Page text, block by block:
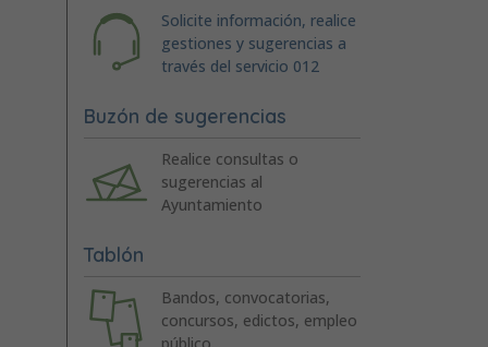
Solicite información, realice
gestiones y sugerencias a
través del servicio 012
Buzón de sugerencias
Realice consultas o
sugerencias al
Ayuntamiento
Tablón
Bandos, convocatorias,
concursos, edictos, empleo